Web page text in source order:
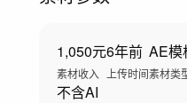
1,050元
素材收入
6年前
上传时间
AE模
素材类
不含AI